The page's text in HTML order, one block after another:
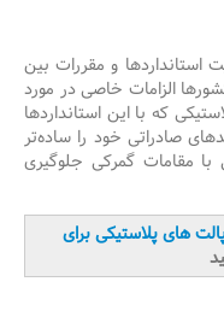
و مقررات بین
الزامات خاصی در مورد
که با این استانداردها
صادراتی خود را ساده‌تر
با مقامات گمرکی جلوگیری
های پلاستیکی برای